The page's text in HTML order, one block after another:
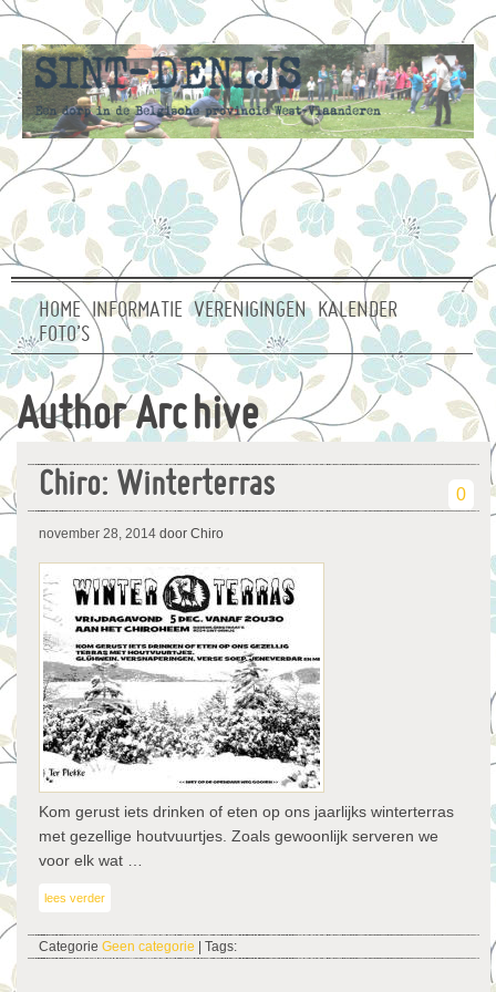
HOME INFORMATIE VERENIGINGEN KALENDER
FOTO’S
Author Archive
Chiro: Winterterras 0
november 28, 2014 door Chiro
Kom gerust iets drinken of eten op ons jaarlijks winterterras
met gezellige houtvuurtjes. Zoals gewoonlijk serveren we
voor elk wat …
lees verder
Categorie Geen categorie | Tags: